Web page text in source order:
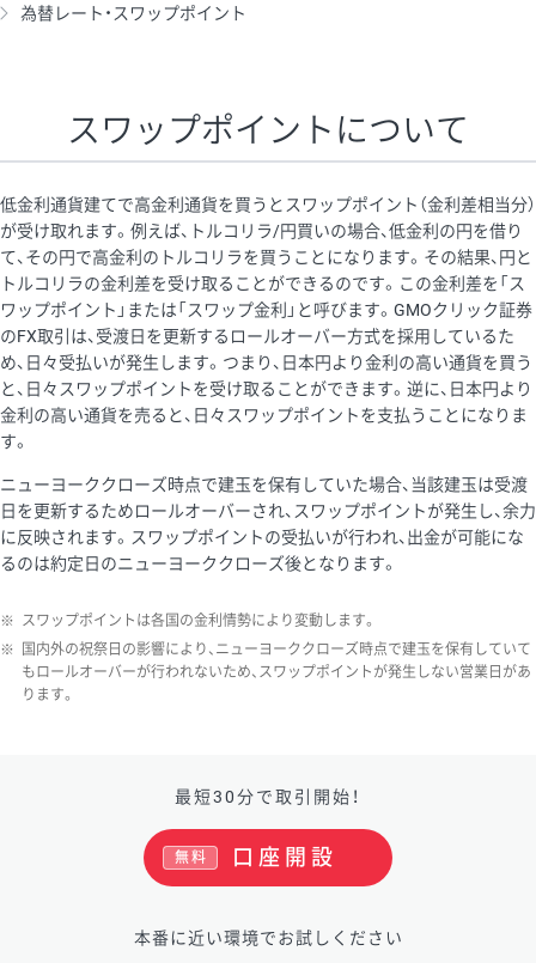
為替レート・スワップポイント
スワップポイントについて
低金利通貨建てで高金利通貨を買うとスワップポイント（金利差相当分）
が受け取れます。例えば、トルコリラ/円買いの場合、低金利の円を借り
て、その円で高金利のトルコリラを買うことになります。その結果、円と
トルコリラの金利差を受け取ることができるのです。この金利差を「ス
ワップポイント」または「スワップ金利」と呼びます。GMOクリック証券
のFX取引は、受渡日を更新するロールオーバー方式を採用しているた
め、日々受払いが発生します。つまり、日本円より金利の高い通貨を買う
と、日々スワップポイントを受け取ることができます。逆に、日本円より
金利の高い通貨を売ると、日々スワップポイントを支払うことになりま
す。
ニューヨーククローズ時点で建玉を保有していた場合、当該建玉は受渡
日を更新するためロールオーバーされ、スワップポイントが発生し、余力
に反映されます。スワップポイントの受払いが行われ、出金が可能にな
るのは約定日のニューヨーククローズ後となります。
※ スワップポイントは各国の金利情勢により変動します。
※
国内外の祝祭日の影響により、ニューヨーククローズ時点で建玉を保有していて
もロールオーバーが行われないため、スワップポイントが発生しない営業日があ
ります。
最短30分で取引開始！
口座開設
無料
本番に近い環境でお試しください